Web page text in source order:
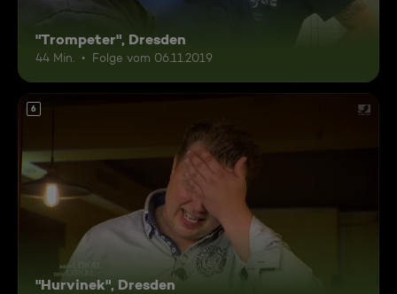
"Trompeter", Dresden
44 Min. Folge vom 06.11.2019
6
"Hurvinek", Dresden